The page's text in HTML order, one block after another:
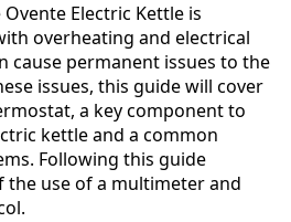
Electric Kettle is
overheating and electrical
cause permanent issues to the
issues, this guide will cover
a key component to
kettle and a common
Following this guide
use of a multimeter and